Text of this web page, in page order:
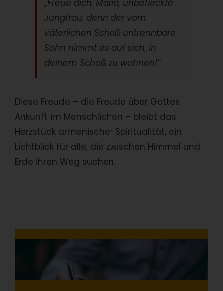
„Freue dich, Maria, unbefleckte
Jungfrau, denn der vom
väterlichen Schoß untrennbare
Sohn nimmt es auf sich, in
deinem Schoß zu wohnen!“
Diese Freude – die Freude über Gottes
Ankunft im Menschlichen – bleibt das
Herzstück armenischer Spiritualität, ein
Lichtblick für alle, die zwischen Himmel und
Erde ihren Weg suchen.